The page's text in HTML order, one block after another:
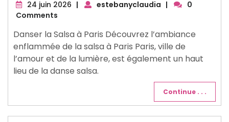
24 juin 2026 24
| estebanyclaudia |
0
Comments
Danser la Salsa à Paris Découvrez l’ambiance
enflammée de la salsa à Paris Paris, ville de
l’amour et de la lumière, est également un haut
lieu de la danse salsa.
Continue . . .